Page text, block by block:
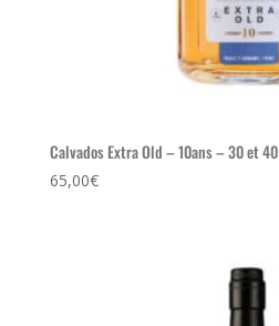
Calvados Extra Old – 10ans – 30 et 40
65,00€